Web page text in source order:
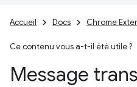
Accueil Docs Chrome
Ce contenu vous a-t-il été utile ?
Message